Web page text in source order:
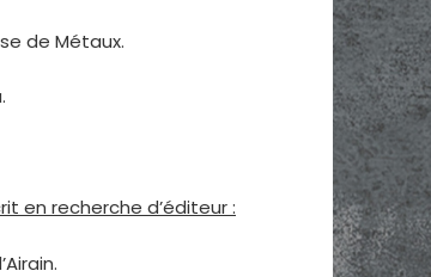
de Métaux.
en recherche d’éditeur :